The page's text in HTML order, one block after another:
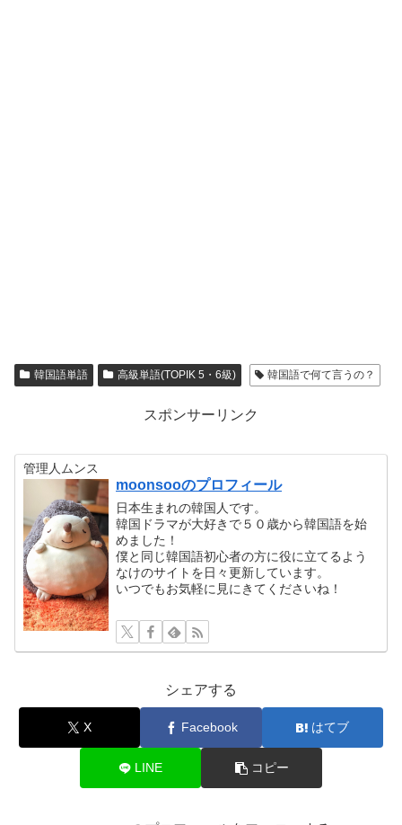
韓国語単語 高級単語(TOPIK 5・6級) 韓国語で何て言うの？
スポンサーリンク
管理人ムンス
moonsooのプロフィール
日本生まれの韓国人です。
韓国ドラマが大好きで５０歳から韓国語を始
めました！
僕と同じ韓国語初心者の方に役に立てるよう
なけのサイトを日々更新しています。
いつでもお気軽に見にきてくださいね！
シェアする
X Facebook はてブ
LINE コピー